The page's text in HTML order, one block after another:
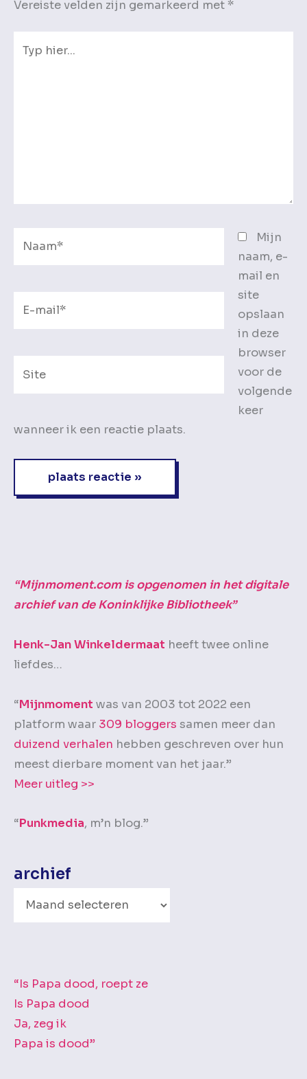
Vereiste velden zijn gemarkeerd met*
hier...
Mijn
naam, e-
mail en
site
opslaan
in deze
browser
voor de
volgende
keer
wanneer ik een reactie plaats.
“Mijnmoment.com is opgenomen in het digitale
archief van de Koninklijke Bibliotheek”
Henk-Jan Winkeldermaat heeft twee online
liefdes…
“Mijnmoment was van 2003 tot 2022 een
platform waar 309 bloggers samen meer dan
duizend verhalen hebben geschreven over hun
meest dierbare moment van het jaar.”
Meer uitleg >>
“Punkmedia, m’n blog.”
archief
i
e
f
“Is Papa dood, roept ze
Is Papa dood
Ja, zeg ik
Papa is dood”